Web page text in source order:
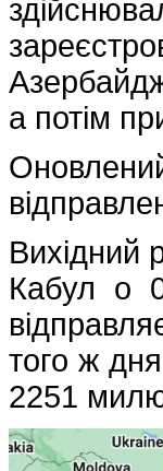
а потім
Вихідний
Кабул о
того ж
2251